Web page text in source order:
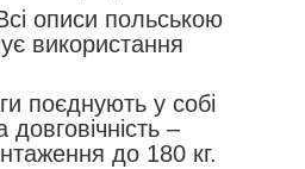
описи польською
використання
поєднують у собі
–
до 180 кг.